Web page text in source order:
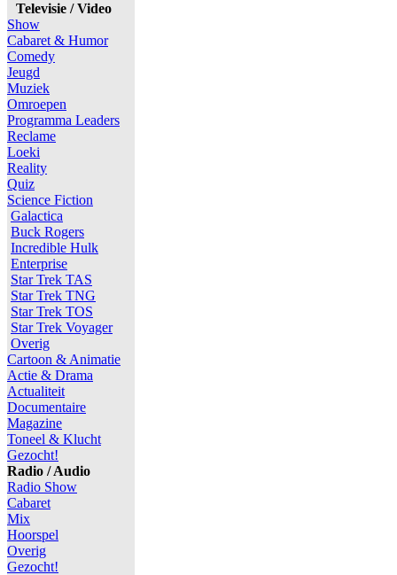
Televisie / Video
Show
Cabaret & Humor
Comedy
Jeugd
Muziek
Omroepen
Programma Leaders
Reclame
Loeki
Reality
Quiz
Science Fiction
Galactica
Buck Rogers
Incredible Hulk
Enterprise
Star Trek TAS
Star Trek TNG
Star Trek TOS
Star Trek Voyager
Overig
Cartoon & Animatie
Actie & Drama
Actualiteit
Documentaire
Magazine
Toneel & Klucht
Gezocht!
Radio / Audio
Radio Show
Cabaret
Mix
Hoorspel
Overig
Gezocht!